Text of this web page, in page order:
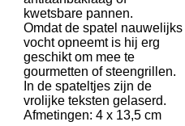
kwetsbare pannen.
Omdat de spatel nauwelijks
vocht opneemt is hij erg
geschikt om mee te
gourmetten of steengrillen.
In de spateltjes zijn de
vrolijke teksten gelaserd.
Afmetingen: 4 x 13,5 cm